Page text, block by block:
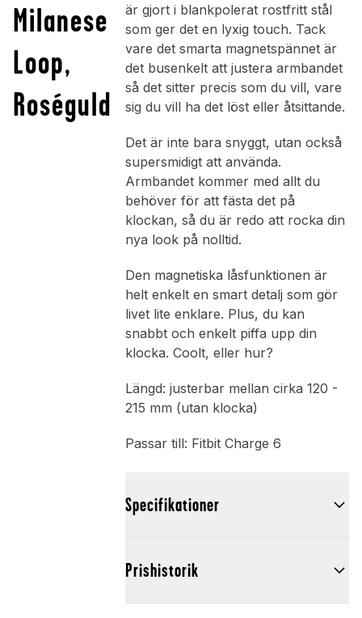
Milanese
Loop,
Roséguld
är gjort i blankpolerat rostfritt stål
som ger det en lyxig touch. Tack
vare det smarta magnetspännet är
det busenkelt att justera armbandet
så det sitter precis som du vill, vare
sig du vill ha det löst eller åtsittande.
Det är inte bara snyggt, utan också
supersmidigt att använda.
Armbandet kommer med allt du
behöver för att fästa det på
klockan, så du är redo att rocka din
nya look på nolltid.
Den magnetiska låsfunktionen är
helt enkelt en smart detalj som gör
livet lite enklare. Plus, du kan
snabbt och enkelt piffa upp din
klocka. Coolt, eller hur?
Längd: justerbar mellan cirka 120 -
215 mm (utan klocka)
Passar till: Fitbit Charge 6
Specifikationer
Prishistorik